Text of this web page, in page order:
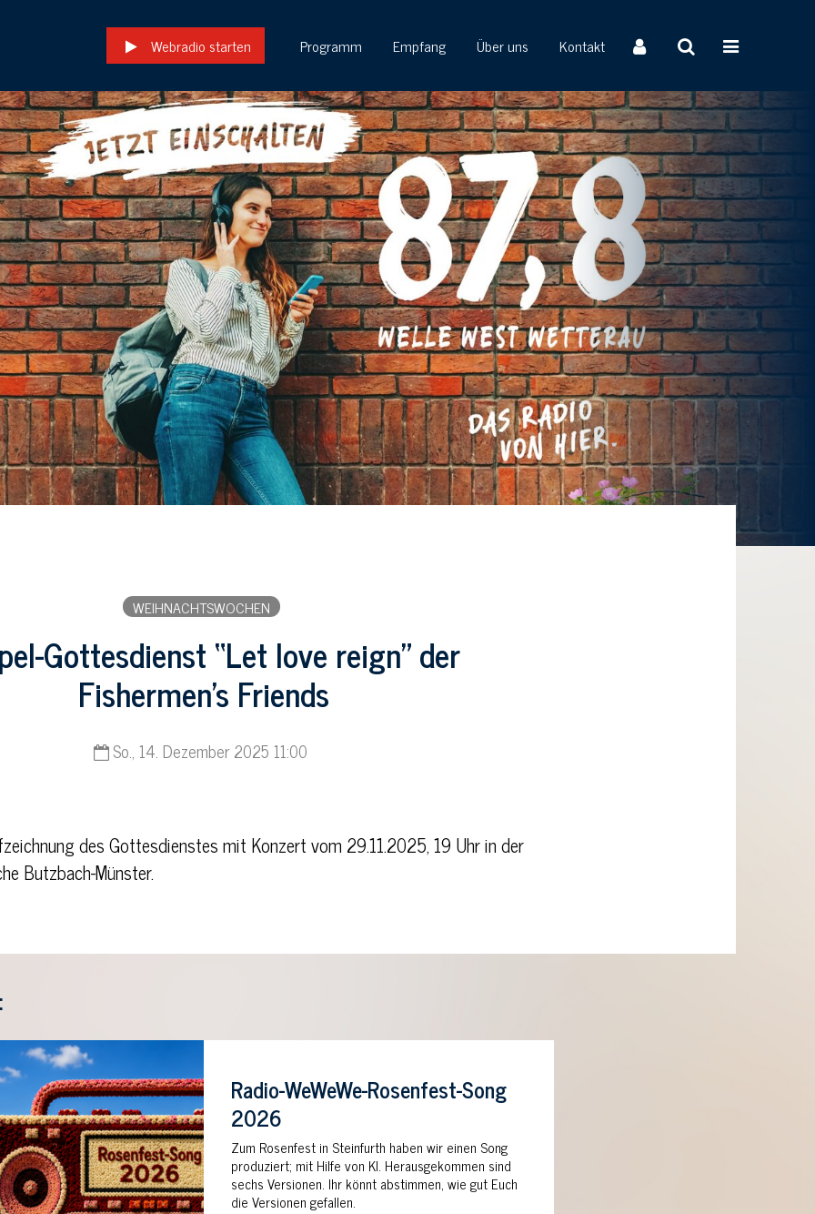
Webradio starten Programm Empfang Über uns Kontakt
WEIHNACHTSWOCHEN
Gottesdienst “Let love reign” der
Fishermen’s Friends
So., 14. Dezember 2025 11:00
des Gottesdienstes mit Konzert vom 29.11.2025, 19 Uhr in der
Butzbach-Münster.
Radio-WeWeWe-Rosenfest-Song
2026
Zum Rosenfest in Steinfurth haben wir einen Song
produziert; mit Hilfe von KI. Herausgekommen sind
sechs Versionen. Ihr könnt abstimmen, wie gut Euch
die Versionen gefallen.